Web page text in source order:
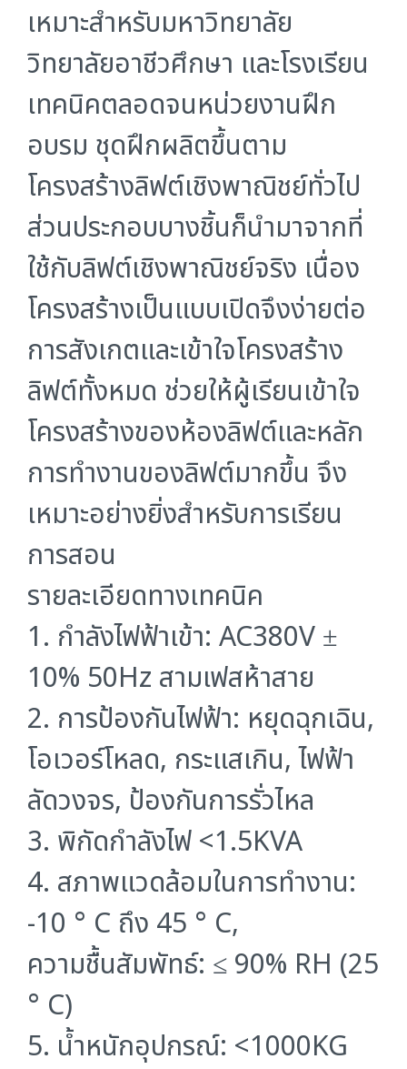
เหมาะสำหรับมหาวิทยาลัย
วิทยาลัยอาชีวศึกษา และโรงเรียน
เทคนิคตลอดจนหน่วยงานฝึก
อบรม ชุดฝึกผลิตขึ้นตาม
โครงสร้างลิฟต์เชิงพาณิชย์ทั่วไป
ส่วนประกอบบางชิ้นก็นำมาจากที่
ใช้กับลิฟต์เชิงพาณิชย์จริง เนื่อง
โครงสร้างเป็นแบบเปิดจึงง่ายต่อ
การสังเกตและเข้าใจโครงสร้าง
ลิฟต์ทั้งหมด ช่วยให้ผู้เรียนเข้าใจ
โครงสร้างของห้องลิฟต์และหลัก
การทำงานของลิฟต์มากขึ้น จึง
เหมาะอย่างยิ่งสำหรับการเรียน
การสอน
รายละเอียดทางเทคนิค
1. กําลังไฟฟ้าเข้า: AC380V ±
10% 50Hz สามเฟสห้าสาย
2. การป้องกันไฟฟ้า: หยุดฉุกเฉิน,
โอเวอร์โหลด, กระแสเกิน, ไฟฟ้า
ลัดวงจร, ป้องกันการรั่วไหล
3. พิกัดกำลังไฟ <1.5KVA
4. สภาพแวดล้อมในการทํางาน:
-10 ° C ถึง 45 ° C,
ความชื้นสัมพัทธ์: ≤ 90% RH (25
° C)
5. น้ำหนักอุปกรณ์: <1000KG